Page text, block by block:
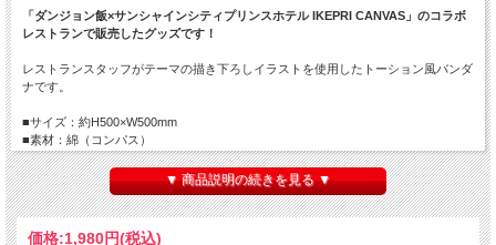
「ダンジョン飯×サンシャインシティプリンスホテル IKEPRI CANVAS」のコラボ
レストランで販売したグッズです！
レストランスタッフがテーマの描き下ろしイラストを使用したトーション風バンダ
ナです。
■サイズ：約H500×W500mm
■素材：綿（コンパス）
©九井諒子・KADOKAWA刊／「ダンジョン飯」製作委員会
▼ 商品説明の続きを見る ▼
価格:1,980円(税込)